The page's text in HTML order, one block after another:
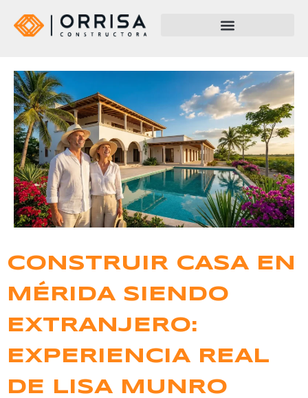
CONSTRUIR CASA EN
MÉRIDA SIENDO
EXTRANJERO:
EXPERIENCIA REAL
DE LISA MUNRO